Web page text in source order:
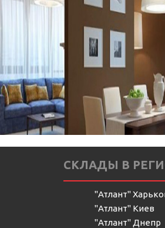
СКЛАДЫ В
"Атлант"
"Атлант" Киев
"Атлант" Днепр